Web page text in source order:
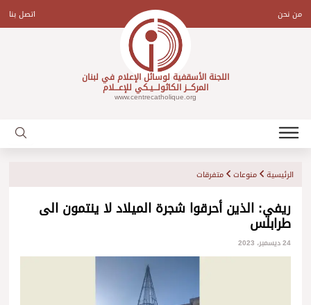
contentمن نحن اتصل بنا
اللجنة الأسقفية لوسائل الإعلام في لبنان
المركـــز الكاثولـــيـكي للإعـــلام
www.centrecatholique.org
الرئيسية منوعات متفرقات
ريفي: الذين أحرقوا شجرة الميلاد لا ينتمون الى
طرابلس
24 ديسمبر، 2023